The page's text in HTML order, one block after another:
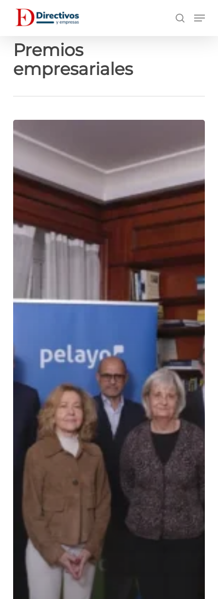
principal
búsqueda
Premios
empresariales